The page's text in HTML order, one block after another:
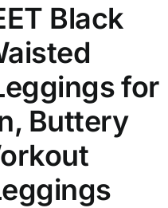
Black
for
Buttery